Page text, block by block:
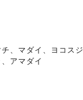
、マダイ、ヨコス
アマダイ